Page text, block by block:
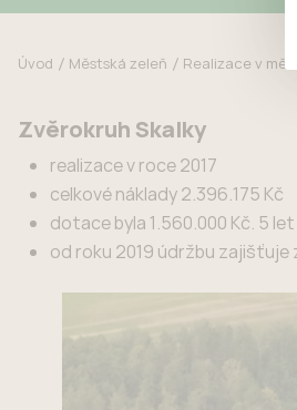
Úvod Městská zeleň Realizace v
Zvěrokruh Skalky
realizace v roce 2017
celkové náklady 2.396.175 Kč
dotace byla 1.560.000 Kč. 5
od roku 2019 údržbu zajišťuje